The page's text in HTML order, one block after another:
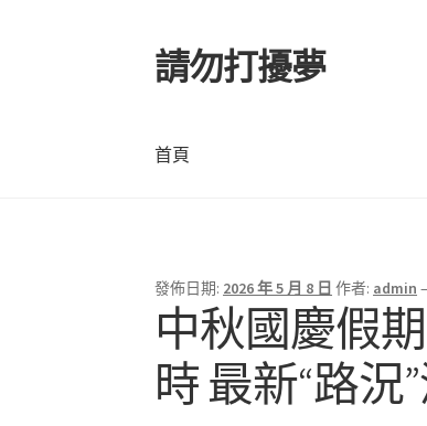
跳
至
覽
列
跳
至
要
內
請勿打擾夢
首頁
發佈日期: 2026 年 5 月 8 日 作者: admin
中秋國慶假
時 最新“路況
文
章
導